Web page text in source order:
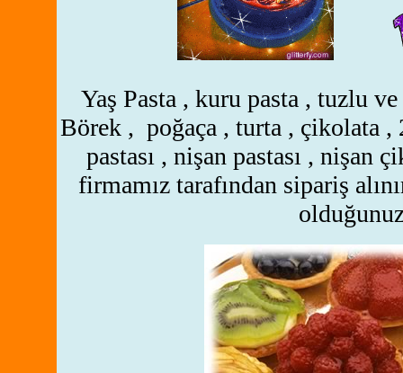
Yaş Pasta , kuru pasta , tuzlu
Börek , poğaça , turta , çikolata ,
pastası , nişan pastası , nişan
firmamız tarafından sipariş